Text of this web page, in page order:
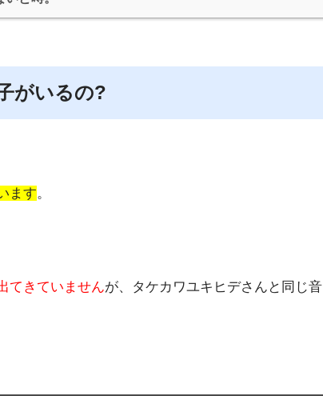
がいるの?
ます。
てきていませんが、
タケカワユキヒデさんと同じ音